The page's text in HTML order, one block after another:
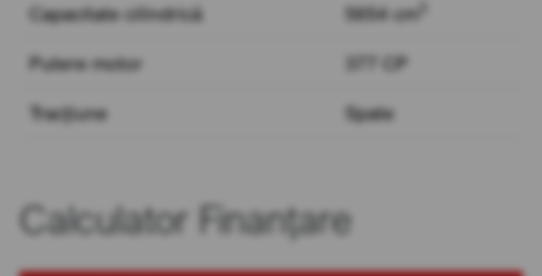
Capacitate cilindrică 5654 cm
Putere motor 377 CP
Tracțiune Spate
Calculator Finanțare